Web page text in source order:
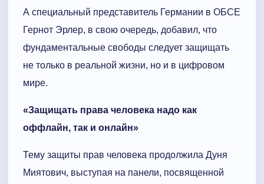
А специальный представитель Германии в ОБСЕ
Гернот Эрлер, в свою очередь, добавил, что
фундаментальные свободы следует защищать
не только в реальной жизни, но и в цифровом
мире.
«Защищать права человека надо как
оффлайн, так и онлайн»
Тему защиты прав человека продолжила Дуня
Миятович, выступая на панели, посвященной